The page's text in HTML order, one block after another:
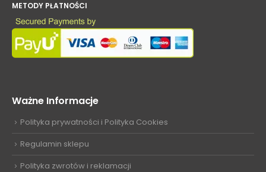
METODY PŁATNOŚCI
Ważne Informacje
Polityka prywatności i Polityka Cookies
Regulamin sklepu
Polityka zwrotów i reklamacji